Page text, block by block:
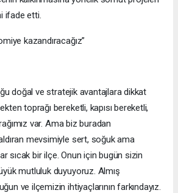
ifade etti.
kazandıracağız”
doğal ve stratejik avantajlara dikkat
toprağı bereketli, kapısı bereketli,
var. Ama biz buradan
mevsimiyle sert, soğuk ama
sıcak bir ilçe. Onun için bugün sizin
mutluluk duyuyoruz. Almış
ve ilçemizin ihtiyaçlarının farkındayız.